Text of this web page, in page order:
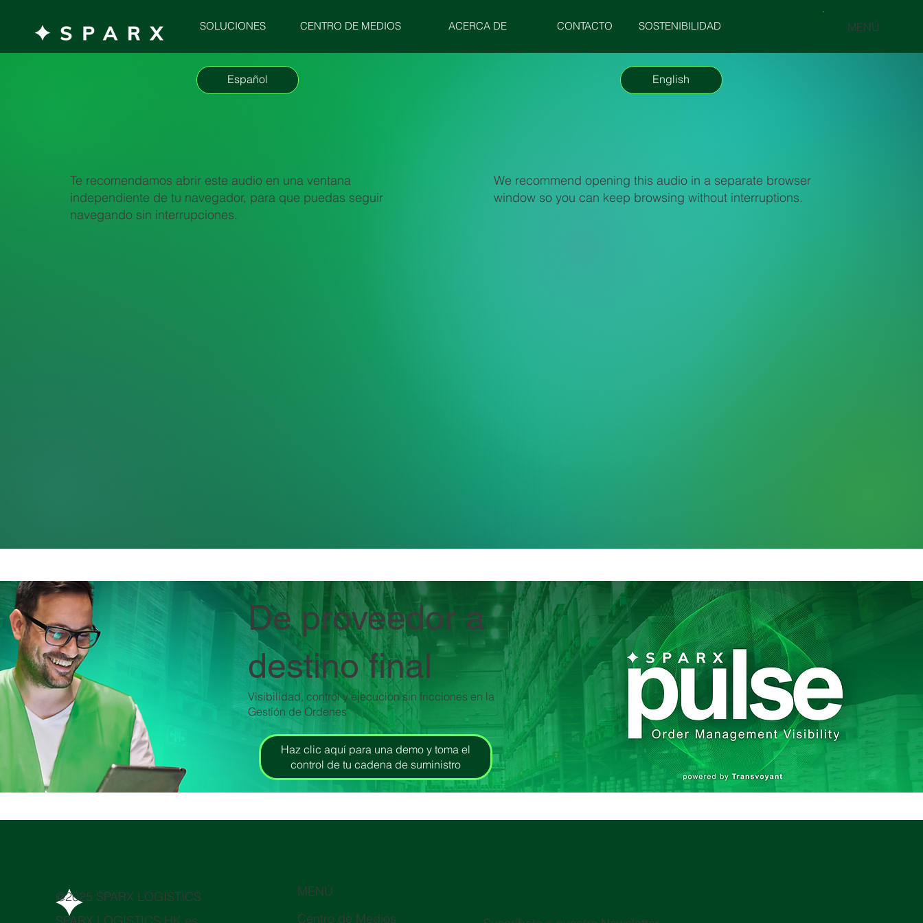
SOLUCIONES CENTRO DE MEDIOS ACERCA DE CONTACTO SOSTENIBILIDAD MENÚ
English
We recommend opening this audio in a separate browser
window so you can keep browsing without interruptions.
Español
Te recomendamos abrir este audio en una ventana
independiente de tu navegador, para que puedas seguir
navegando sin interrupciones.
De proveedor a
destino final
Visibilidad, control y ejecución sin fricciones en la
Gestión de Órdenes
Haz clic aquí para una demo y toma el
control de tu cadena de suministro
@2025 SPARX LOGISTICS
MENÚ
Centro de Medios